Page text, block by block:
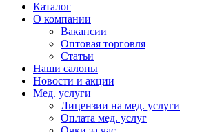
Каталог
О компании
Вакансии
Оптовая торговля
Статьи
Наши салоны
Новости и акции
Мед. услуги
Лицензии на мед. услуги
Оплата мед. услуг